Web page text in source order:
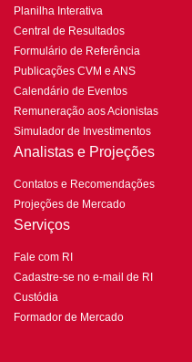
Planilha Interativa
Central de Resultados
Formulário de Referência
Publicações CVM e ANS
Calendário de Eventos
Remuneração aos Acionistas
Simulador de Investimentos
Analistas e Projeções
Contatos e Recomendações
Projeções de Mercado
Serviços
Fale com RI
Cadastre-se no e-mail de RI
Custódia
Formador de Mercado